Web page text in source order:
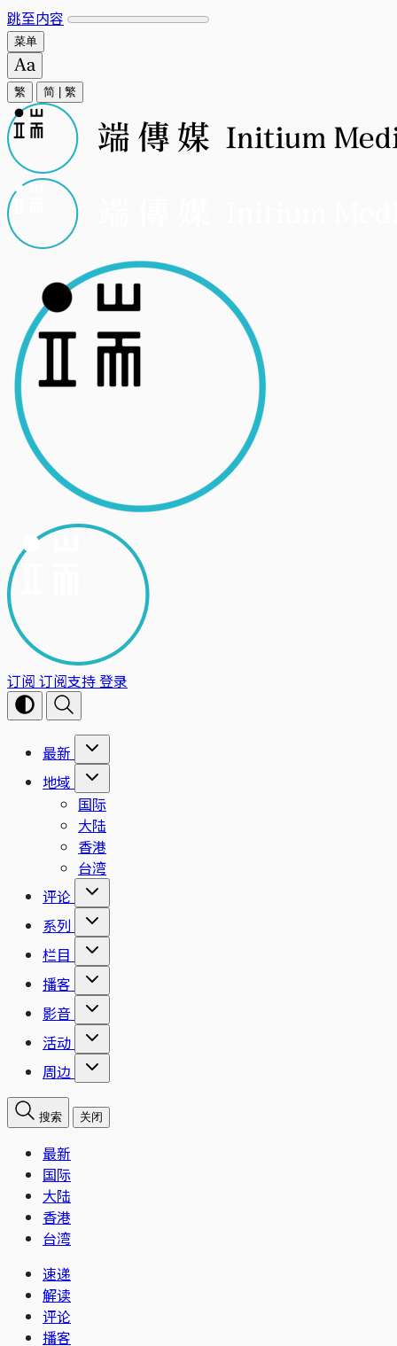
跳至内容
菜单
繁 简 繁
订阅 订阅支持登录
最新
地域
国际
大陆
香港
台湾
评论
系列
栏目
播客
影音
活动
周边
搜索 关闭
最新
国际
大陆
香港
台湾
速递
解读
评论
播客